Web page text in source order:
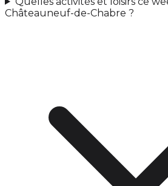
Châteauneuf-de-Chabre ?